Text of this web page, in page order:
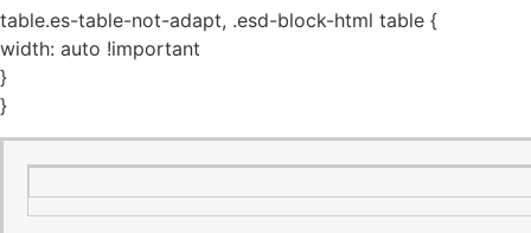
table.es-table-not-adapt, .esd-block-html table {
width: auto !important
}
}